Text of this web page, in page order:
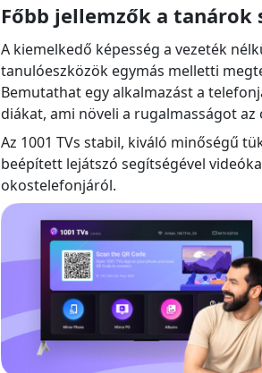
Főbb jellemzők a tanárok
A kiemelkedő képesség a vezeték
tanulóeszközök egymás melletti
Bemutathat egy alkalmazást a
diákat, ami növeli a rugalmasságot az
Az 1001 TVs stabil, kiváló minőségű
beépített lejátszó segítségével
okostelefonjáról.